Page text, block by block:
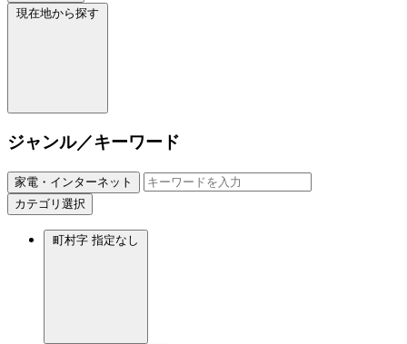
現在地から探す
ジャンル／キーワード
家電・インターネット
カテゴリ選択
町村字 指定なし